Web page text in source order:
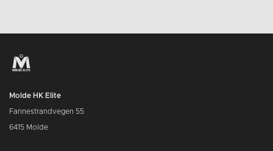
Molde HK Elite
Fannestrandvegen 55
6415 Molde